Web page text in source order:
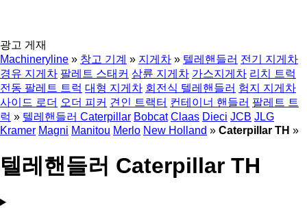
광고 게재
Machineryline » 창고 기계 » 지게차 » 텔레핸들러 전기 지게차
경유 지게차 팔레트 스태커 삼륜 지게차 가스지게차 리치 트럭
전동 팔레트 트럭 대형 지게차 회전식 텔레핸들러 험지 지게차
사이드 로더 오더 피커 견인 트랙터 컨테이너 핸들러 팔레트 트
럭 » 텔레핸들러 Caterpillar Bobcat Claas Dieci JCB JLG
Kramer Magni Manitou Merlo New Holland » Caterpillar TH »
텔레핸들러 Caterpillar TH